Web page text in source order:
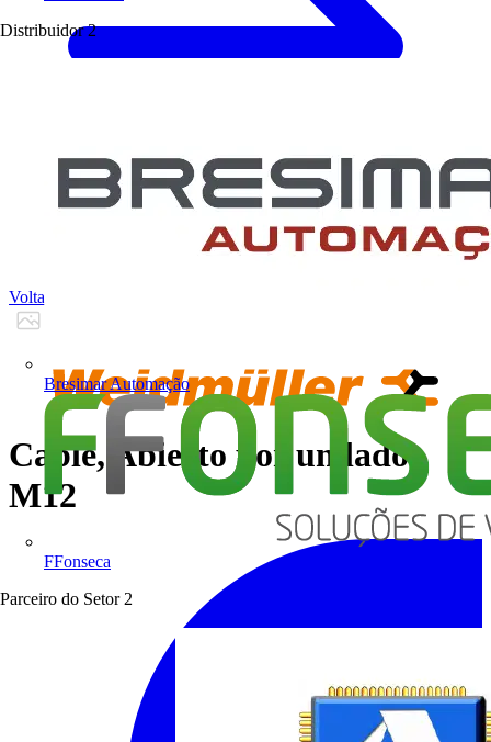
Distribuidor 2
Bresimar Automação
FFonseca
Parceiro do Setor 2
Voltar para Produtos
Cable, Abierto por un lado,
M12